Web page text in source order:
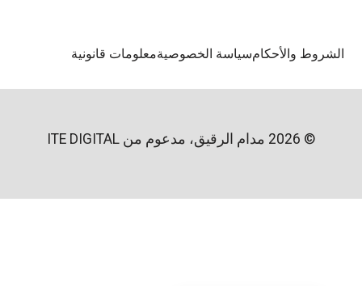
والأحكامسياسة الخصوصيةمعلومات قانونية
ITE DIGITAL